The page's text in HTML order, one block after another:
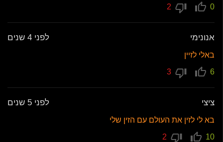
0
אנונימי לפני 4 שנים
באלי לזיין
6
ציצי לפני 5 שנים
בא לי לזין את העולם עם הזין שלי
10